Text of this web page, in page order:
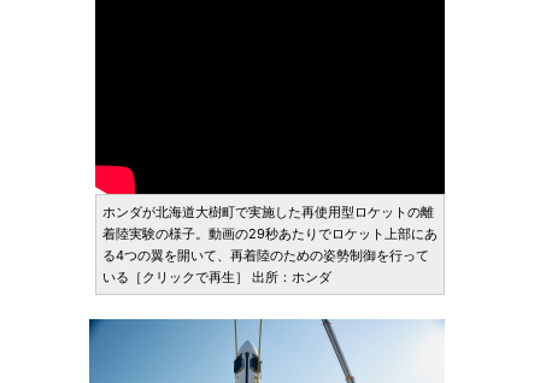
ホンダが北海道大樹町で実施した再使用型ロケットの離
着陸実験の様子。動画の29秒あたりでロケット上部にあ
る4つの翼を開いて、再着陸のための姿勢制御を行って
いる［クリックで再生］ 出所：ホンダ